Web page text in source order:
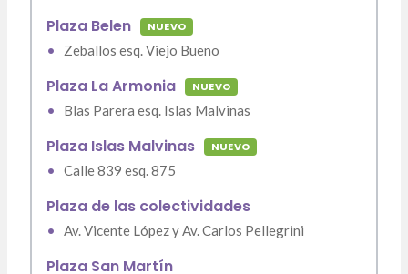
Plaza Belen NUEVO
• Zeballos esq. Viejo Bueno
Plaza La Armonia NUEVO
• Blas Parera esq. Islas Malvinas
Plaza Islas Malvinas NUEVO
• Calle 839 esq. 875
Plaza de las colectividades
• Av. Vicente López y Av. Carlos Pellegrini
Plaza San Martín